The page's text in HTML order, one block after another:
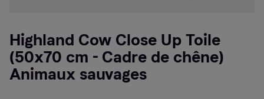
Highland Cow Close Up Toile
(50x70 cm - Cadre de chêne)
Animaux sauvages